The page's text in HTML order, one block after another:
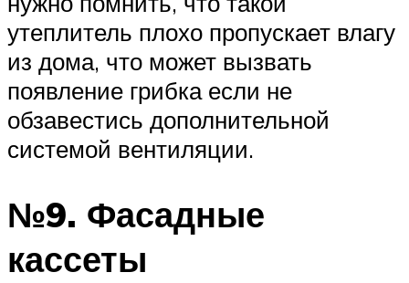
утеплитель плохо пропускает влагу
из дома, что может вызвать
появление грибка если не
обзавестись дополнительной
системой вентиляции.
№9. Фасадные
кассеты